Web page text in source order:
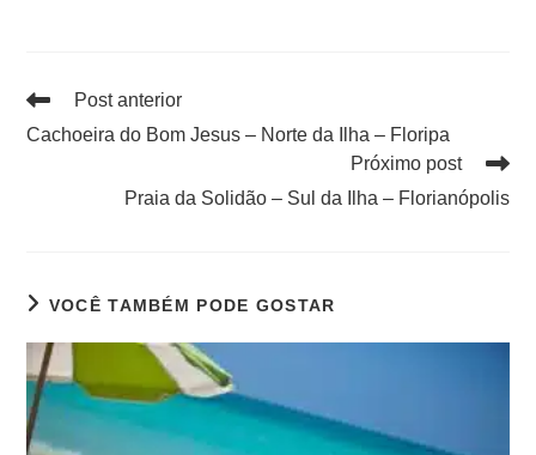
Post anterior
Cachoeira do Bom Jesus – Norte da Ilha – Floripa
Próximo post
Praia da Solidão – Sul da Ilha – Florianópolis
VOCÊ TAMBÉM PODE GOSTAR